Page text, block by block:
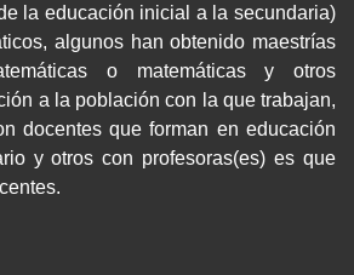
la educación inicial a la secundaria)
algunos han obtenido maestrías
o matemáticas y otros
a la población con la que trabajan,
docentes que forman en educación
y otros con profesoras(es) es que